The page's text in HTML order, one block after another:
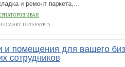
и ремонт паркета,...
ИВАН
САНКТ-ПЕТЕРБУРГА
помещения для вашего
сотрудников